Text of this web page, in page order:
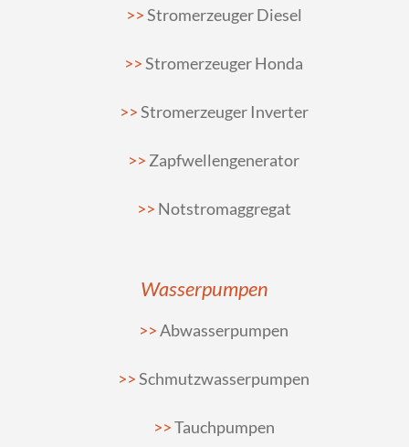
Stromerzeuger Diesel
Stromerzeuger Honda
Stromerzeuger Inverter
Zapfwellengenerator
Notstromaggregat
Wasserpumpen
Abwasserpumpen
Schmutzwasserpumpen
Tauchpumpen